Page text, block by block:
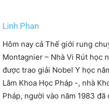
Linh Phan
Hôm nay cả Thế giới rung
Montagnier – Nhà Vi Rút học
được trao giải Nobel Y học
Lâm Khoa Học Pháp -, nhà
Pháp, người vào năm 1983